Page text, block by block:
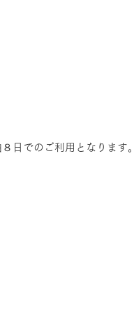
日でのご利用となります。